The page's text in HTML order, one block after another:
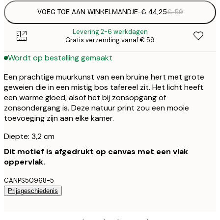
VOEG TOE AAN WINKELMANDJE-€ 44,25€ 59
Levering 2-6 werkdagen
Gratis verzending vanaf € 59
Wordt op bestelling gemaakt
Een prachtige muurkunst van een bruine hert met grote
geweien die in een mistig bos tafereel zit. Het licht heeft
een warme gloed, alsof het bij zonsopgang of
zonsondergang is. Deze natuur print zou een mooie
toevoeging zijn aan elke kamer.
Diepte: 3,2 cm
Dit motief is afgedrukt op canvas met een vlak
oppervlak.
CANPS50968-5
Prijsgeschiedenis